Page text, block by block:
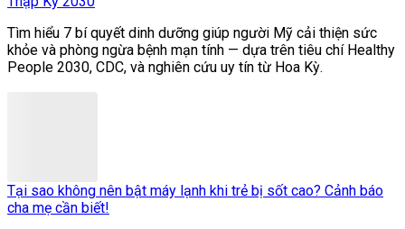
Tìm hiểu 7 bí quyết dinh dưỡng giúp người Mỹ cải thiện sức
khỏe và phòng ngừa bệnh mạn tính — dựa trên tiêu chí Healthy
People 2030, CDC, và nghiên cứu uy tín từ Hoa Kỳ.
Tại sao không nên bật máy lạnh khi trẻ bị sốt cao? Cảnh báo
cha mẹ cần biết!